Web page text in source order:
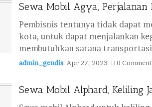
Sewa Mobil Agya, Perjalanan
Pembisnis tentunya tidak dapat
kota, untuk dapat menjalankan
membutuhkan sarana
admin_gendis Apr 27, 2023 0 Comment
Sewa Mobil Alphard, Keliling